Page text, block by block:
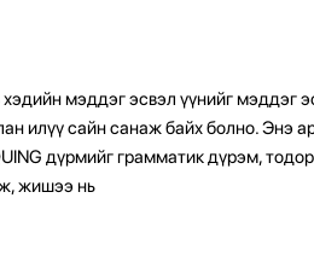
хэдийн мэддэг эсвэл үүнийг мэддэг
илүү сайн санаж байх болно. Энэ
дүрмийг грамматик дүрэм,
жишээ нь